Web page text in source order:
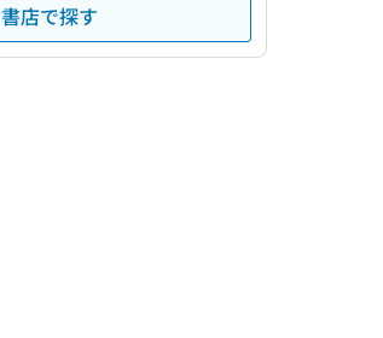
書店で探す